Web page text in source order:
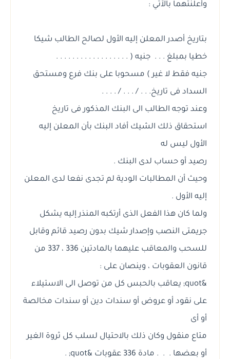
وأعلنتهما بالآتي :
بتاريخ أصدر المعلن إليه الأول لصالح الطالب شيكا
خطيا بمبلغ . . . جنيه ( . . . . . . . . . . . . . . . . . .
جنيه فقط لا غير ) مسحوبا على بنك فرع ومستحق
السداد فى تاريخ. . . / . . . / . . . .
وعند توجه الطالب الى البنك المذكور فى تاريخ
استحقاق ذلك الشيك أفاد البنك بأن المعلن إليه
الأول ليس له
رصيد أو حساب لدى البنك .
وحيث أن المطالبات الودية لم تجدى نفعا لدى المعلن
إليه الأول .
ولما كان هذا الفعل الذى أرتكبه المنذر إليه يشكل
جريمتى النصب وإصدار شيك بدون رصيد قائم وقابل
للسحب والمعاقب عليهما بالمادتين 336 ، 337 من
قانون العقوبات ، وينصان على :
&quot; يعاقب بالحبس كل من توصل الى الاستيلاء
على نقود أو عروض أو سندات دين أو سندات مخالصة
أو أى
متاع منقول وكان ذلك بالاحتيال لسلب كل ثروة الغير
أو بعضها . . . مادة 336 عقوبات &quot; .